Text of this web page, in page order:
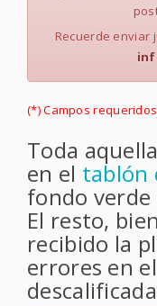
Recuerde enviar
(*) Campos requeridos
Toda
en el tablón
fondo
El resto,
recibido la
errores en